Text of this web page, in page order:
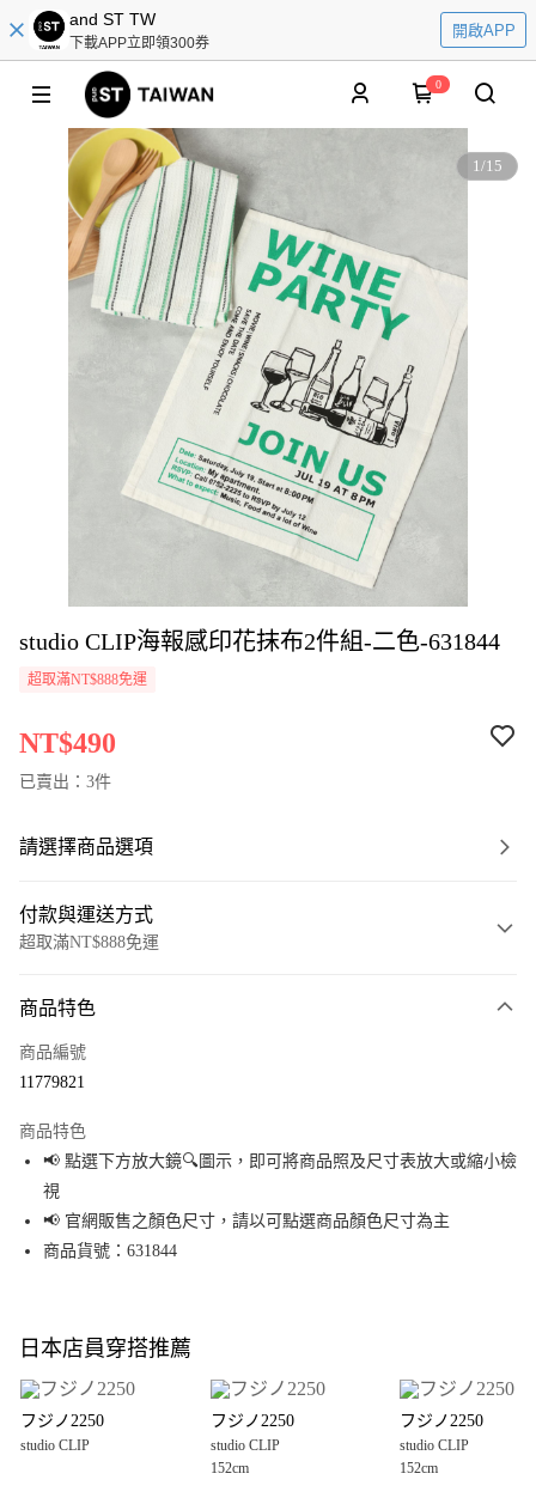
and ST TW
下載APP立即領300券
開啟APP
0
1/15
studio CLIP海報感印花抹布2件組-二色-631844
超取滿NT$888免運
NT$490
已賣出：3件
請選擇商品選項
付款與運送方式
超取滿NT$888免運
信用卡一次付款
Apple Pay
街口支付
悠遊付
全盈+PAY
大哥付你分期
【大哥付你分期使用說明】
1.本服務由台灣大哥大提供，台灣大哥大用戶可立即使用無須另外申請。
2.付款方式選擇「大哥付你分期」，訂單成立後會自動跳轉到大哥付的交易
AFTEE先享後付
商品特色
商品編號
11779821
商品特色
📢 點選下方放大鏡🔍圖示，即可將商品照及尺寸表放大或縮小檢
視
📢 官網販售之顏色尺寸，請以可點選商品顏色尺寸為主
商品貨號：631844
日本店員穿搭推薦
フジノ2250
studio CLIP
フジノ2250
studio CLIP
152cm
フジノ2250
studio CLIP
152cm